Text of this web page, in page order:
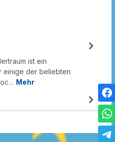
ist ein
einige der beliebten
Mehr